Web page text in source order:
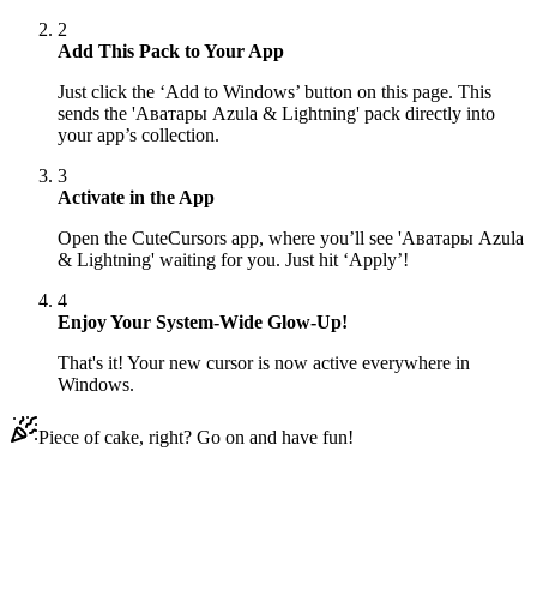
2
Add This Pack to Your App
Just click the ‘Add to Windows’ button on this page. This
sends the 'Аватары Azula & Lightning' pack directly into
your app’s collection.
3
Activate in the App
Open the CuteCursors app, where you’ll see 'Аватары Azula
& Lightning' waiting for you. Just hit ‘Apply’!
4
Enjoy Your System-Wide Glow-Up!
That's it! Your new cursor is now active everywhere in
Windows.
Piece of cake, right? Go on and have fun!